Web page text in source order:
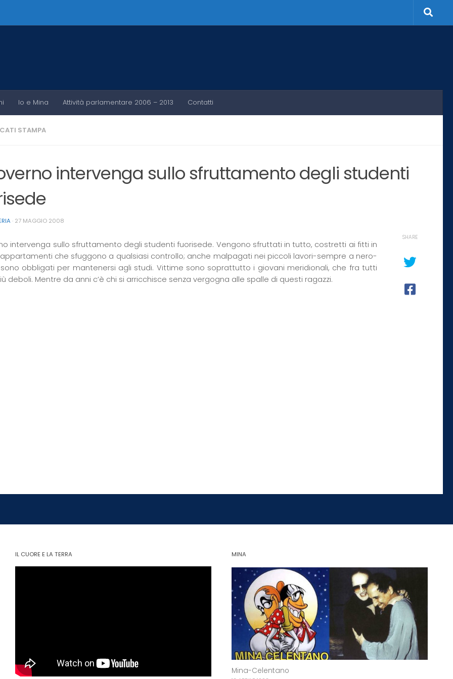
Io e Mina Attività parlamentare 2006 – 2013 Contatti
STAMPA
intervenga sullo sfruttamento degli studenti
· 27 MAGGIO 2008
intervenga sullo sfruttamento degli studenti fuorisede. Vengono sfruttati in tutto, costretti ai fitti in
che sfuggono a qualsiasi controllo; anche malpagati nei piccoli lavori-sempre a nero-
obbligati per mantenersi agli studi. Vittime sono soprattutto i giovani meridionali, che fra tutti
deboli. Mentre da anni c’è chi si arricchisce senza vergogna alle spalle di questi ragazzi.
SHARE
IL CUORE E LA TERRA MINA
Mina-Celentano